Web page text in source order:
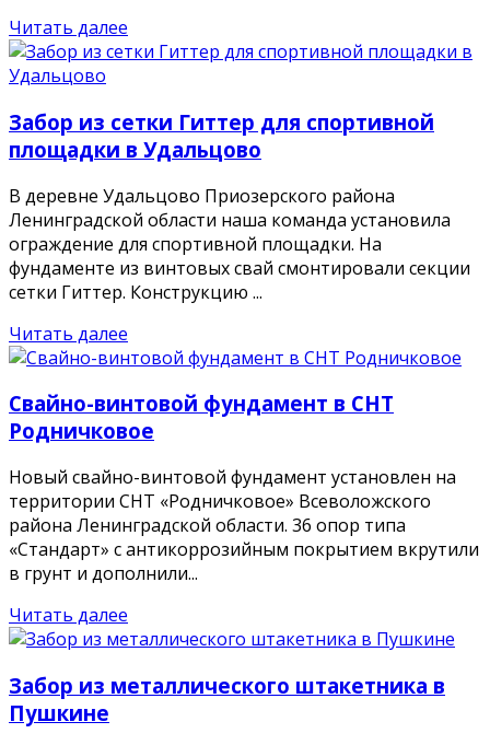
Читать далее
Забор из сетки Гиттер для спортивной
площадки в Удальцово
В деревне Удальцово Приозерского района
Ленинградской области наша команда установила
ограждение для спортивной площадки. На
фундаменте из винтовых свай смонтировали секции
сетки Гиттер. Конструкцию ...
Читать далее
Свайно-винтовой фундамент в СНТ
Родничковое
Новый свайно-винтовой фундамент установлен на
территории СНТ «Родничковое» Всеволожского
района Ленинградской области. 36 опор типа
«Стандарт» с антикоррозийным покрытием вкрутили
в грунт и дополнили...
Читать далее
Забор из металлического штакетника в
Пушкине